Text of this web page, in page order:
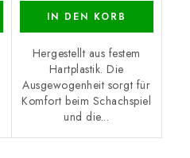
IN DEN KORB
Hergestellt aus festem
Hartplastik. Die
Ausgewogenheit sorgt für
Komfort beim Schachspiel
und die...